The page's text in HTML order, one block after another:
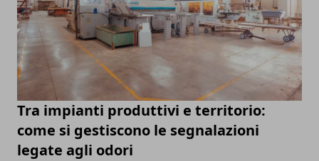
Tra impianti produttivi e territorio:
come si gestiscono le segnalazioni
legate agli odori